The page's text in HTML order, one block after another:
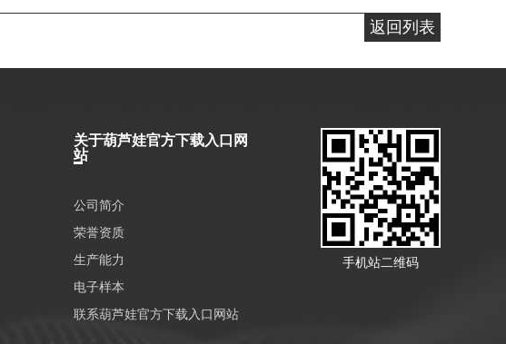
返回列表
关于葫芦娃官方下载入口网
站
公司简介
荣誉资质
生产能力
电子样本
联系葫芦娃官方下载入口网站
手机站二维码